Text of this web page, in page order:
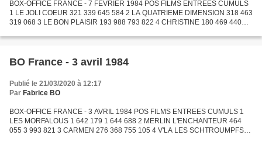
BOX-OFFICE FRANCE - 7 FEVRIER 1984 POS FILMS ENTREES CUMULS
1 LE JOLI COEUR 321 339 645 584 2 LA QUATRIEME DIMENSION 318 463
319 068 3 LE BON PLAISIR 193 988 793 822 4 CHRISTINE 180 469 440
BO France - 3 avril 1984
Publié le 21/03/2020 à 12:17
Par Fabrice BO
BOX-OFFICE FRANCE - 3 AVRIL 1984 POS FILMS ENTREES CUMULS 1
LES MORFALOUS 1 642 179 1 644 688 2 MERLIN L'ENCHANTEUR 464
055 3 993 821 3 CARMEN 276 368 755 105 4 V'LA LES SCHTROUMPFS